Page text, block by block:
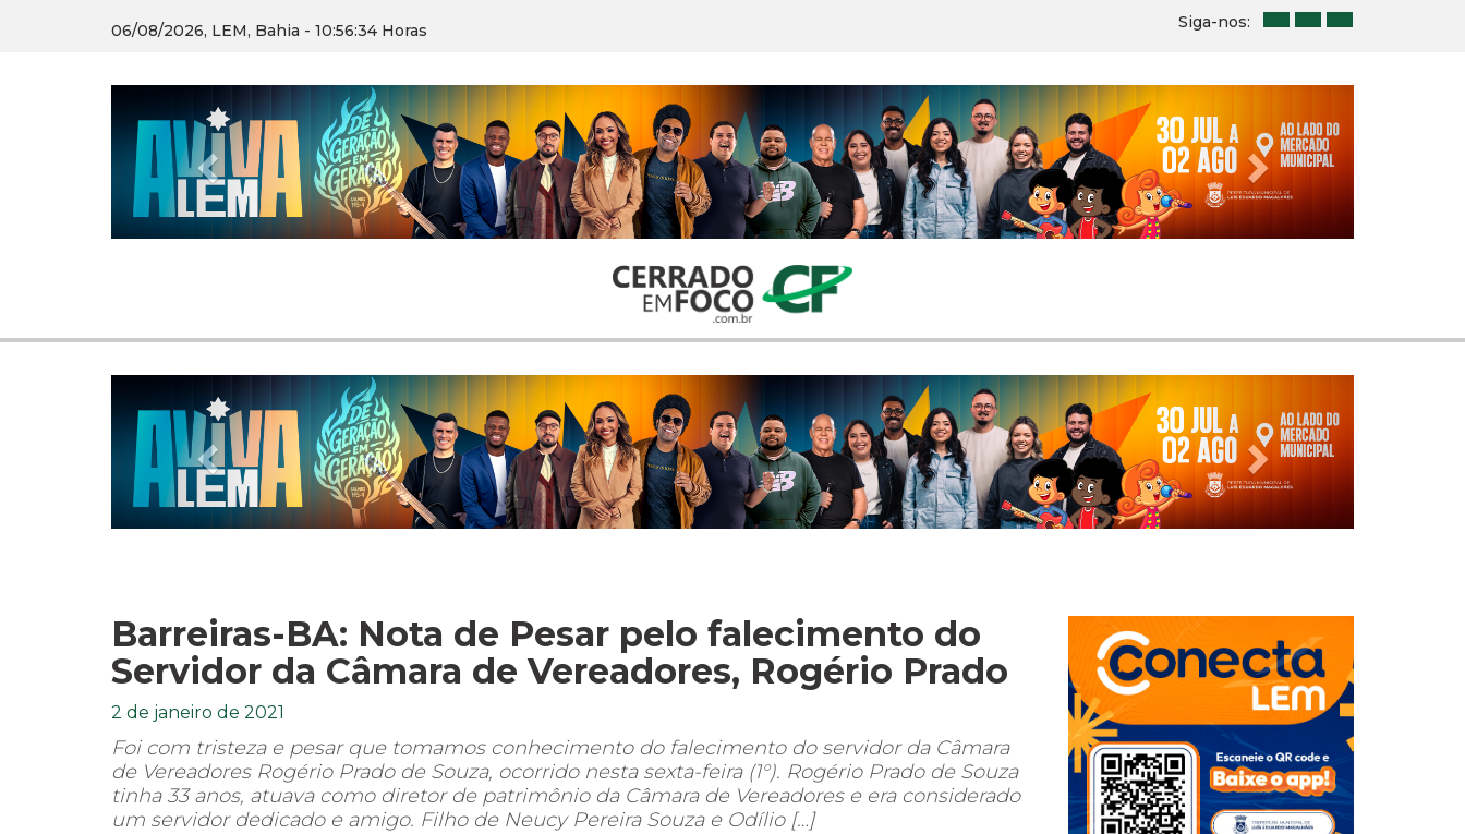
06/08/2026, LEM, Bahia - 10:56:35 Horas Siga-nos:
Barreiras-BA: Nota de Pesar pelo falecimento do
Servidor da Câmara de Vereadores, Rogério Prado
2 de janeiro de 2021
Foi com tristeza e pesar que tomamos conhecimento do falecimento do servidor da Câmara
de Vereadores Rogério Prado de Souza, ocorrido nesta sexta-feira (1°). Rogério Prado de Souza
tinha 33 anos, atuava como diretor de patrimônio da Câmara de Vereadores e era considerado
um servidor dedicado e amigo. Filho de Neucy Pereira Souza e Odílio […]